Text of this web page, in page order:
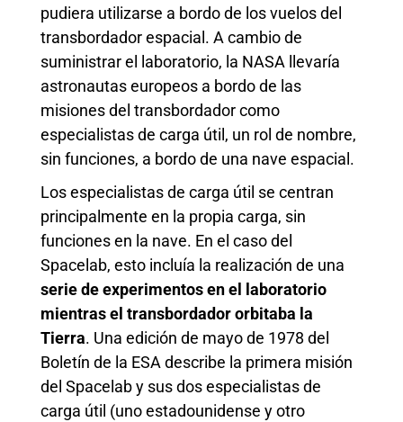
pudiera utilizarse a bordo de los vuelos del
transbordador espacial. A cambio de
suministrar el laboratorio, la NASA llevaría
astronautas europeos a bordo de las
misiones del transbordador como
especialistas de carga útil, un rol de nombre,
sin funciones, a bordo de una nave espacial.
Los especialistas de carga útil se centran
principalmente en la propia carga, sin
funciones en la nave. En el caso del
Spacelab, esto incluía la realización de una
serie de experimentos en el laboratorio
mientras el transbordador orbitaba la
Tierra. Una edición de mayo de 1978 del
Boletín de la ESA describe la primera misión
del Spacelab y sus dos especialistas de
carga útil (uno estadounidense y otro